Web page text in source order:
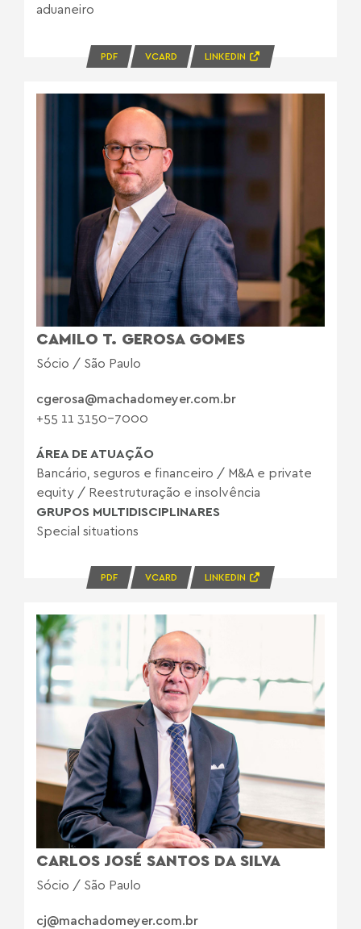
aduaneiro
PDF VCARD LINKEDIN
CAMILO T. GEROSA GOMES
Sócio / São Paulo
cgerosa@machadomeyer.com.br
+55 11 3150-7000
ÁREA DE ATUAÇÃO
Bancário, seguros e financeiro / M&A e private
equity / Reestruturação e insolvência
GRUPOS MULTIDISCIPLINARES
Special situations
PDF VCARD LINKEDIN
CARLOS JOSÉ SANTOS DA SILVA
Sócio / São Paulo
cj@machadomeyer.com.br